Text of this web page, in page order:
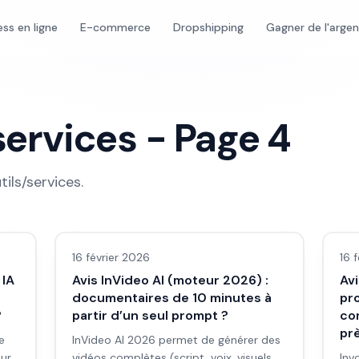
en ligne E-commerce Dropshipping Gagner de
- Page4
services.
16 février 2026
Avis InVideo AI (moteur 2026) :
documentaires de 10 minutes à
partir d’un seul prompt ?
InVideo AI 2026 permet de générer des
16